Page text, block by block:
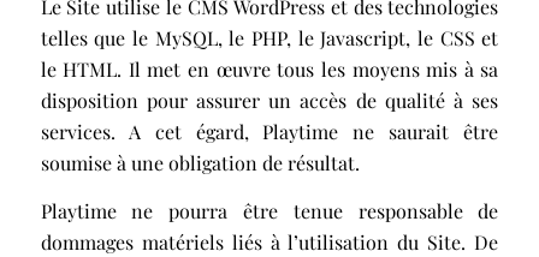
Le Site utilise le CMS WordPress et des technologies
telles que le MySQL, le PHP, le Javascript, le CSS et
le HTML. Il met en œuvre tous les moyens mis à sa
disposition pour assurer un accès de qualité à ses
services. A cet égard, Playtime ne saurait être
soumise à une obligation de résultat.
Playtime ne pourra être tenue responsable de
dommages matériels liés à l’utilisation du Site. De